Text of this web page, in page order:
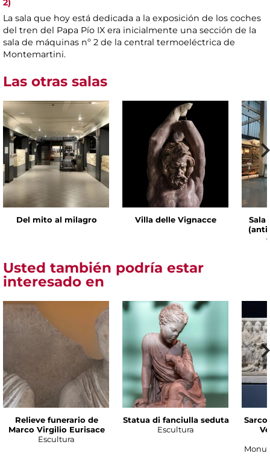
2)
La sala que hoy está dedicada a la exposición de los coches
del tren del Papa Pío IX era inicialmente una sección de la
sala de máquinas nº 2 de la central termoeléctrica de
Montemartini.
Las otras salas
Del mito al milagro Villa delle Vignacce
Sala
Usted también podría estar
interesado en
Relieve funerario de
Marco Virgilio Eurisace
Escultura
Statua di fanciulla seduta
Escultura